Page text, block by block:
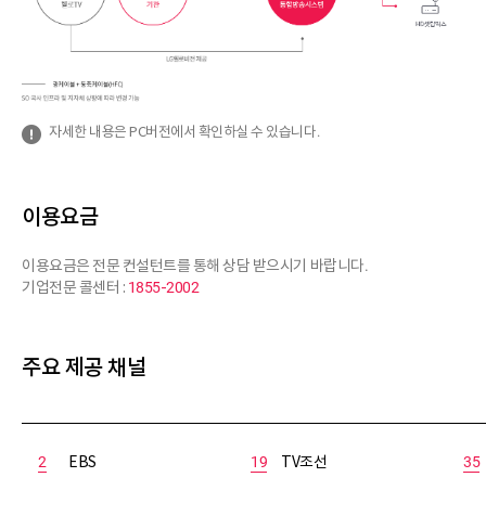
자세한 내용은 PC버전에서 확인하실 수 있습니다.
이용요금
이용요금은 전문 컨설턴트를 통해 상담 받으시기 바랍니다.
기업전문 콜센터 : 1855-2002
주요 제공 채널
2 EBS 19 TV조선 35